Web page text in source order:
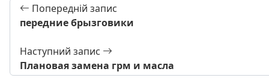
Попередній запис
передние брызговики
Наступний запис
Плановая замена грм и масла